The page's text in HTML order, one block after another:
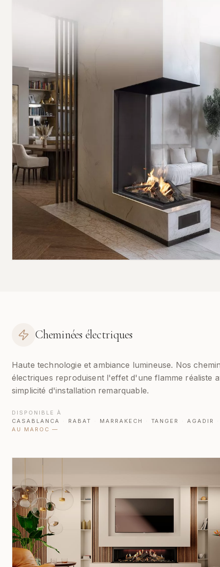
Cheminées électriques
Haute technologie et ambiance lumineuse. Nos
électriques reproduisent l'effet d'une flamme réaliste
simplicité d'installation remarquable.
DISPONIBLE À
CASABLANCA
· RABAT · MARRAKECH · TANGER · AGADIR
·
AU MAROC —